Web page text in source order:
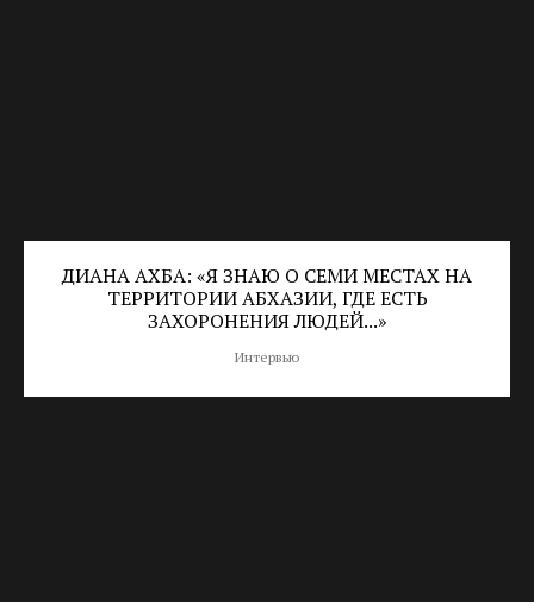
ДИАНА АХБА: «Я ЗНАЮ О СЕМИ МЕСТАХ НА
ТЕРРИТОРИИ АБХАЗИИ, ГДЕ ЕСТЬ
ЗАХОРОНЕНИЯ ЛЮДЕЙ...»
Интервью